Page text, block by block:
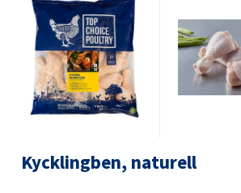
Kycklingben, naturell